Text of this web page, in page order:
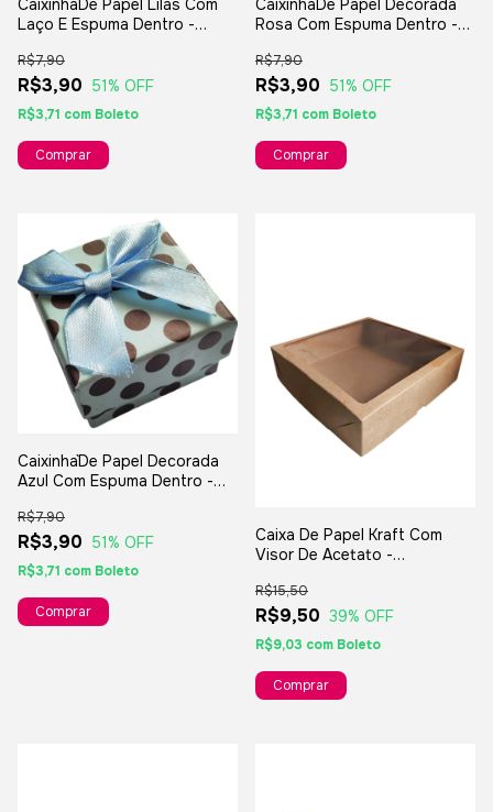
Caixinha`De Papel Lilás Com
Laço E Espuma Dentro -
Presentes
R$3,90
R$7,90
51% OFF
R$3,71 com Boleto
Caixinha`De Papel Decorada
Rosa Com Espuma Dentro -
Presentes
R$3,90
R$7,90
51% OFF
R$3,71 com Boleto
Caixinha`De Papel Decorada
Azul Com Espuma Dentro -
Presentes
R$3,90
R$7,90
51% OFF
R$3,71 com Boleto
Caixa De Papel Kraft Com
Visor De Acetato -
Presentes E Lembranças
R$9,50
R$15,50
39% OFF
R$9,03 com Boleto
Comprar